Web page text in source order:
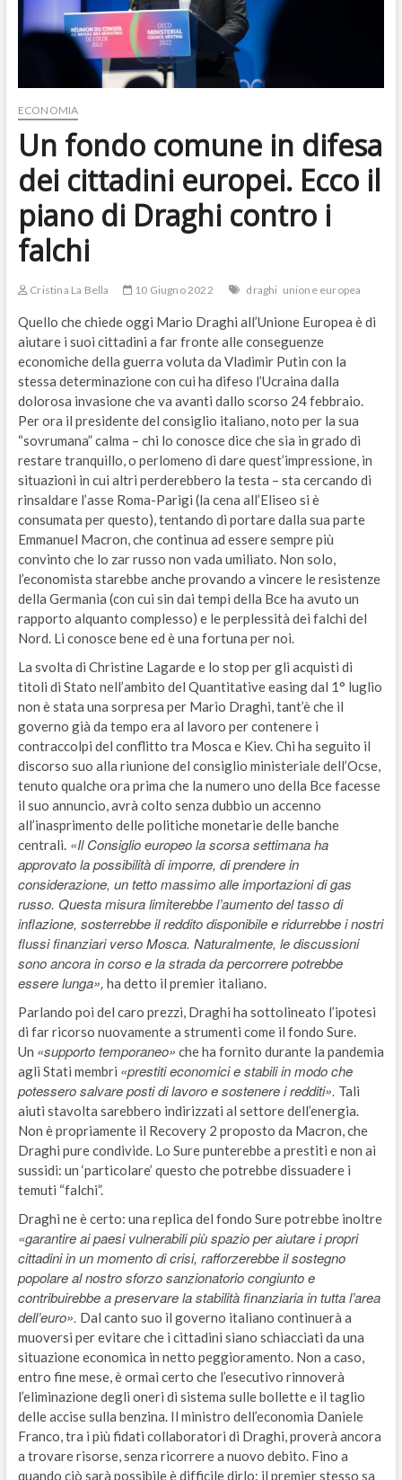
ECONOMIA
Un fondo comune in difesa
dei cittadini europei. Ecco il
piano di Draghi contro i
falchi
Cristina La Bella 10 Giugno 2022 draghi unione europea
Quello che chiede oggi Mario Draghi all’Unione Europea è di
aiutare i suoi cittadini a far fronte alle conseguenze
economiche della guerra voluta da Vladimir Putin con la
stessa determinazione con cui ha difeso l’Ucraina dalla
dolorosa invasione che va avanti dallo scorso 24 febbraio.
Per ora il presidente del consiglio italiano, noto per la sua
“sovrumana” calma – chi lo conosce dice che sia in grado di
restare tranquillo, o perlomeno di dare quest’impressione, in
situazioni in cui altri perderebbero la testa – sta cercando di
rinsaldare l’asse Roma-Parigi (la cena all’Eliseo si è
consumata per questo), tentando di portare dalla sua parte
Emmanuel Macron, che continua ad essere sempre più
convinto che lo zar russo non vada umiliato. Non solo,
l’economista starebbe anche provando a vincere le resistenze
della Germania (con cui sin dai tempi della Bce ha avuto un
rapporto alquanto complesso) e le perplessità dei falchi del
Nord. Li conosce bene ed è una fortuna per noi.
La svolta di Christine Lagarde e lo stop per gli acquisti di
titoli di Stato nell’ambito del Quantitative easing dal 1° luglio
non è stata una sorpresa per Mario Draghi, tant’è che il
governo già da tempo era al lavoro per contenere i
contraccolpi del conflitto tra Mosca e Kiev. Chi ha seguito il
discorso suo alla riunione del consiglio ministeriale dell’Ocse,
tenuto qualche ora prima che la numero uno della Bce facesse
il suo annuncio, avrà colto senza dubbio un accenno
all’inasprimento delle politiche monetarie delle banche
centrali.«Il Consiglio europeo la scorsa settimana ha
approvato la possibilità di imporre, di prendere in
considerazione, un tetto massimo alle importazioni di gas
russo. Questa misura limiterebbe l’aumento del tasso di
inflazione, sosterrebbe il reddito disponibile e ridurrebbe i nostri
flussi finanziari verso Mosca. Naturalmente, le discussioni
sono ancora in corso e la strada da percorrere potrebbe
essere lunga», ha detto il premier italiano.
Parlando poi del caro prezzi, Draghi ha sottolineato l’ipotesi
di far ricorso nuovamente a strumenti come il fondo Sure.
Un «supporto temporaneo» che ha fornito durante la pandemia
agli Stati membri «prestiti economici e stabili in modo che
potessero salvare posti di lavoro e sostenere i redditi». Tali
aiuti stavolta sarebbero indirizzati al settore dell’energia.
Non è propriamente il Recovery 2 proposto da Macron, che
Draghi pure condivide. Lo Sure punterebbe a prestiti e non ai
sussidi: un ‘particolare’ questo che potrebbe dissuadere i
temuti “falchi”.
Draghi ne è certo: una replica del fondo Sure potrebbe inoltre
«garantire ai paesi vulnerabili più spazio per aiutare i propri
cittadini in un momento di crisi, rafforzerebbe il sostegno
popolare al nostro sforzo sanzionatorio congiunto e
contribuirebbe a preservare la stabilità finanziaria in tutta l’area
dell’euro». Dal canto suo il governo italiano continuerà a
muoversi per evitare che i cittadini siano schiacciati da una
situazione economica in netto peggioramento. Non a caso,
entro fine mese, è ormai certo che l’esecutivo rinnoverà
l’eliminazione degli oneri di sistema sulle bollette e il taglio
delle accise sulla benzina. Il ministro dell’economia Daniele
Franco, tra i più fidati collaboratori di Draghi, proverà ancora
a trovare risorse, senza ricorrere a nuovo debito. Fino a
quando ciò sarà possibile è difficile dirlo: il premier stesso sa